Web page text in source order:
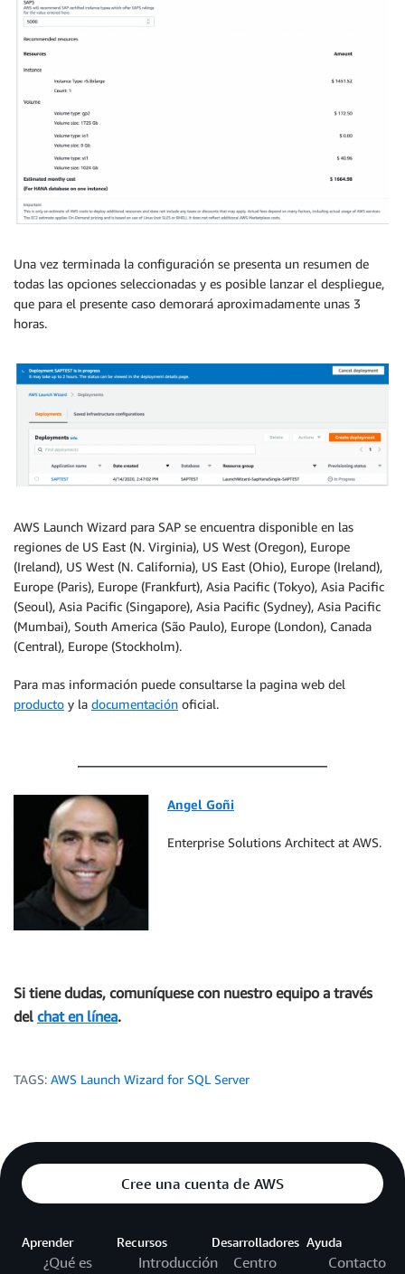
Una vez terminada la configuración se presenta un resumen de
todas las opciones seleccionadas y es posible lanzar el despliegue,
que para el presente caso demorará aproximadamente unas 3
horas.
AWS Launch Wizard para SAP se encuentra disponible en las
regiones de US East (N. Virginia), US West (Oregon), Europe
(Ireland), US West (N. California), US East (Ohio), Europe (Ireland),
Europe (Paris), Europe (Frankfurt), Asia Pacific (Tokyo), Asia Pacific
(Seoul), Asia Pacific (Singapore), Asia Pacific (Sydney), Asia Pacific
(Mumbai), South America (São Paulo), Europe (London), Canada
(Central), Europe (Stockholm).
Para mas información puede consultarse la pagina web del
producto y la documentación oficial.
Angel Goñi
Enterprise Solutions Architect at AWS.
Si tiene dudas, comuníquese con nuestro equipo a través
del chat en línea.
TAGS: AWS Launch Wizard for SQL Server
Cree una cuenta de AWS
Aprender
¿Qué es
Recursos
Introducción
Desarrolladores
Centro
Ayuda
Contacto